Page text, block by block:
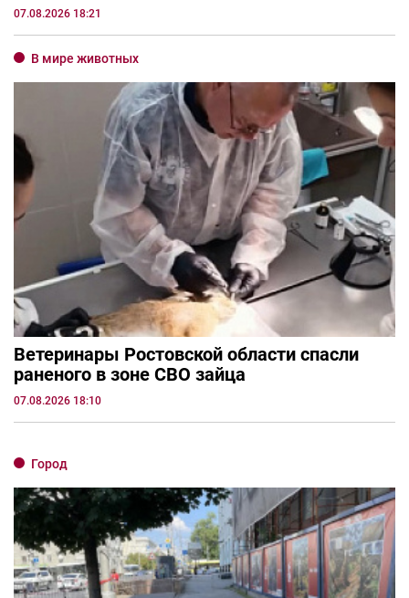
07.08.2026 18:21
В мире животных
Ветеринары Ростовской области спасли
раненого в зоне СВО зайца
07.08.2026 18:10
Город